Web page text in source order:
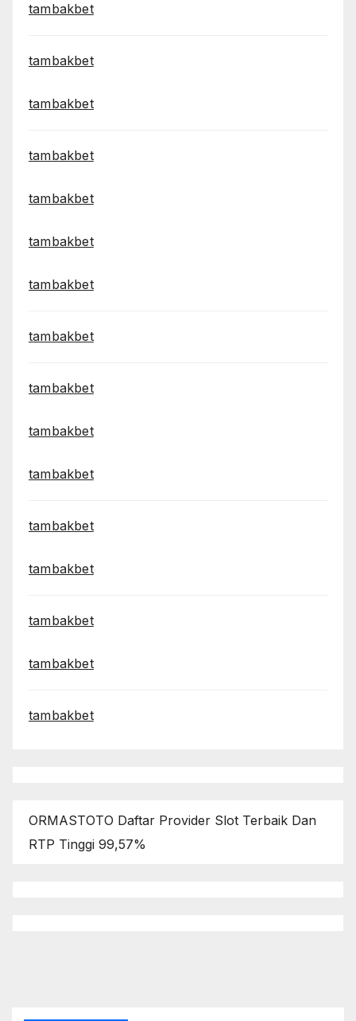
tambakbet
tambakbet
tambakbet
tambakbet
tambakbet
tambakbet
tambakbet
tambakbet
tambakbet
tambakbet
tambakbet
tambakbet
tambakbet
tambakbet
tambakbet
tambakbet
ORMASTOTO Daftar Provider Slot Terbaik Dan
RTP Tinggi 99,57%